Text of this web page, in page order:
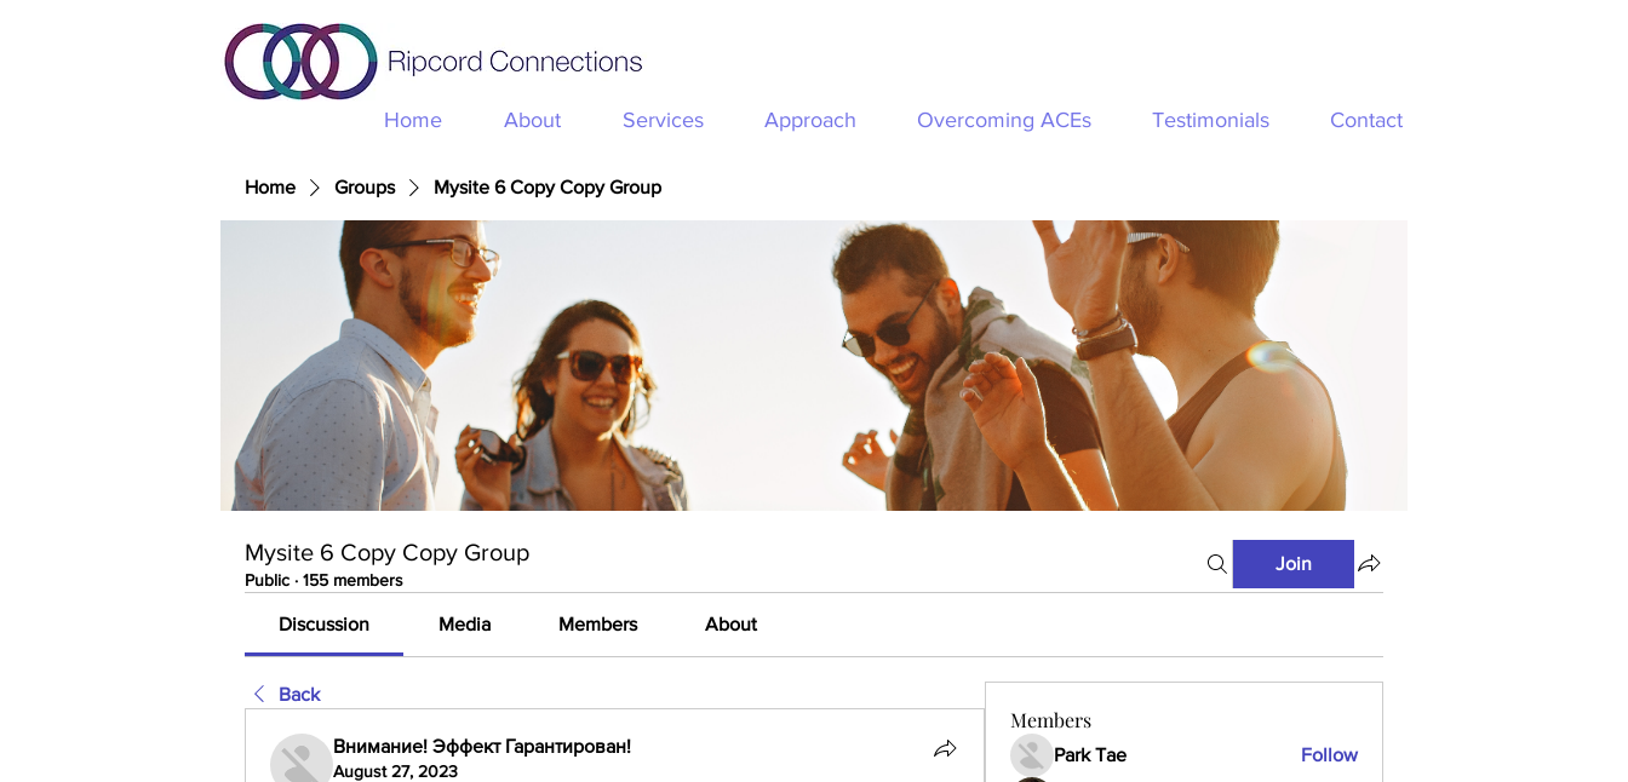
Home About Services Approach Overcoming ACEs Testimonials Contact
Home Groups Mysite 6 Copy Copy Group
Mysite 6 Copy Copy Group
Public · 155 members
Join
Discussion Media Members About
Back
Внимание! Эффект Гарантирован!
August 27, 2023
Members
Park Tae Follow